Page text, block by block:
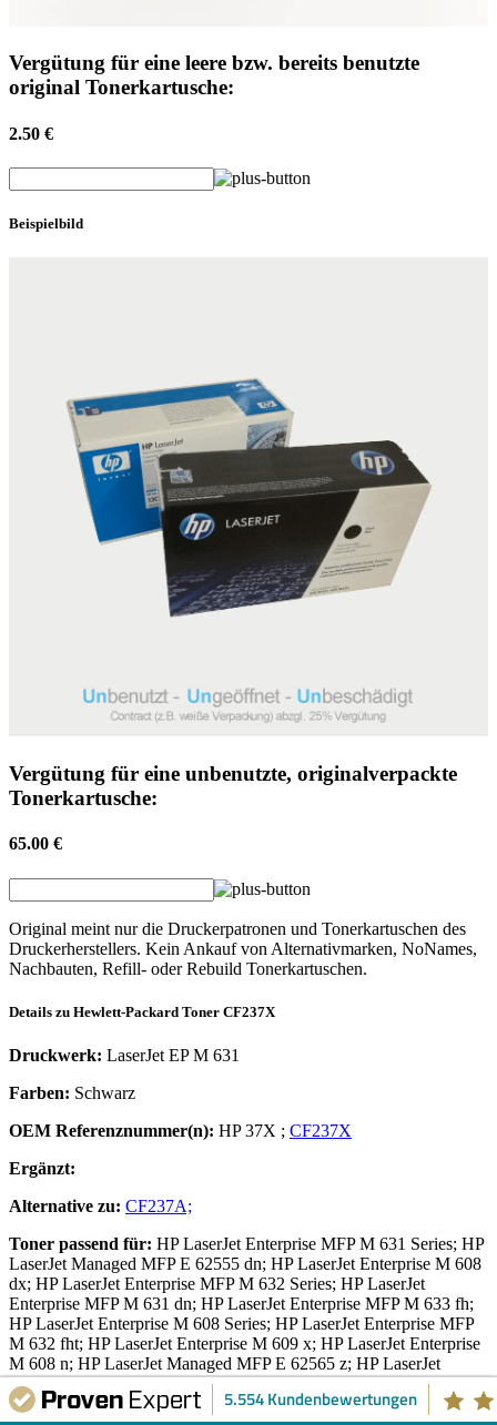
Vergütung für eine leere bzw. bereits benutzte
original Tonerkartusche:
2.50 €
Beispielbild
Vergütung für eine unbenutzte, originalverpackte
Tonerkartusche:
65.00 €
Original meint nur die Druckerpatronen und Tonerkartuschen des
Druckerherstellers. Kein Ankauf von Alternativmarken, NoNames,
Nachbauten, Refill- oder Rebuild Tonerkartuschen.
Details zu Hewlett-Packard Toner CF237X
Druckwerk: LaserJet EP M 631
Farben: Schwarz
OEM Referenznummer(n): HP 37X ; CF237X
Ergänzt:
Alternative zu: CF237A;
Toner passend für: HP LaserJet Enterprise MFP M 631 Series; HP
LaserJet Managed MFP E 62555 dn; HP LaserJet Enterprise M 608
dx; HP LaserJet Enterprise MFP M 632 Series; HP LaserJet
Enterprise MFP M 631 dn; HP LaserJet Enterprise MFP M 633 fh;
HP LaserJet Enterprise M 608 Series; HP LaserJet Enterprise MFP
M 632 fht; HP LaserJet Enterprise M 609 x; HP LaserJet Enterprise
M 608 n; HP LaserJet Managed MFP E 62565 z; HP LaserJet
Managed MFP E 62565 hs; HP LaserJet Enterprise Flow MFP M
631 dn; HP LaserJet Enterprise Flow MFP M 633 z; HP LaserJet
5.554 Kundenbewertungen